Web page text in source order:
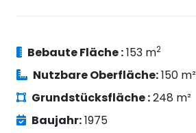
Bebaute Fläche :153 m2
Nutzbare Oberfläche:150 m²
Grundstücksfläche :248 m²
Baujahr:1975